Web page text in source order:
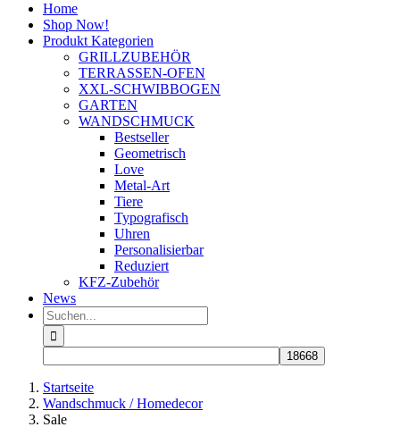
Home
Shop Now!
Produkt Kategorien
GRILLZUBEHÖR
TERRASSEN-OFEN
XXL-SCHWIBBOGEN
GARTEN
WANDSCHMUCK
Bestseller
Geometrisch
Love
Metal-Art
Tiere
Typografisch
Uhren
Personalisierbar
Reduziert
KFZ-Zubehör
News
Suche
nach:
Startseite
Wandschmuck / Homedecor
Sale